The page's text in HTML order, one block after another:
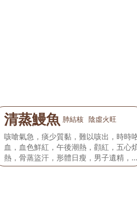
清蒸鰻魚 肺結核 陰虛火旺
咳嗆氣急，痰少質黏，難以咳出，時時
血，血色鮮紅，午後潮熱，顴紅，五心
熱，骨蒸盜汗，形體日瘦，男子遺精，女
子夢交或經閉，舌質紅絳而幹，舌苔黃